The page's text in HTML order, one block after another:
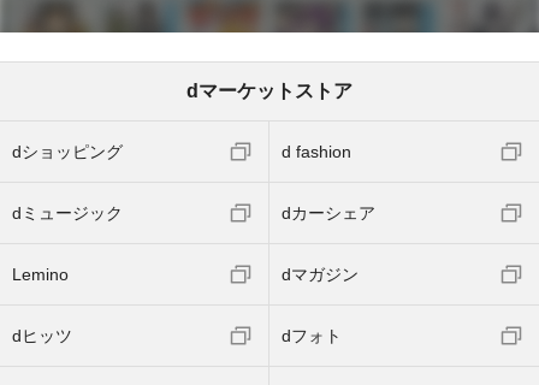
dマーケットストア
dショッピング d fashion
dミュージック dカーシェア
Lemino dマガジン
dヒッツ dフォト